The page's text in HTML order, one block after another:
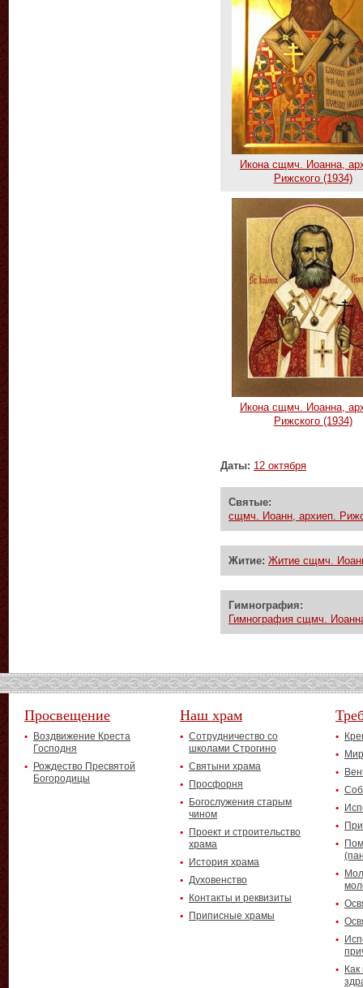
Икона сщмч. Иоанна,
Рижского (1934)
Икона сщмч. Иоанна,
Рижского (1934)
Даты: 12 октября
Святые:
сщмч. Иоанн, архиеп.
Житие: Житие сщмч.
Гимнография:
Гимнография сщмч.
Просвещение
Воздвижение Креста
Господня
Рождество Пресвятой
Богородицы
Наш храм
Сотрудничество со
школами Строгино
Святыни храма
Просфорня
Богослужения старым
чином
Проект и строительство
храма
История храма
Духовенство
Контакты и реквизиты
Приписные храмы